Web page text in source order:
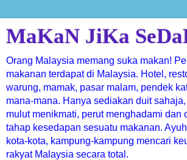
MaKaN JiKa
Orang Malaysia memang suka makan!
makanan terdapat di Malaysia. Hotel,
warung, mamak, pasar malam, pendek
mana-mana. Hanya sediakan duit
mulut menikmati, perut menghadami dan
tahap kesedapan sesuatu makanan.
kota-kota, kampung-kampung mencari
rakyat Malaysia secara total.